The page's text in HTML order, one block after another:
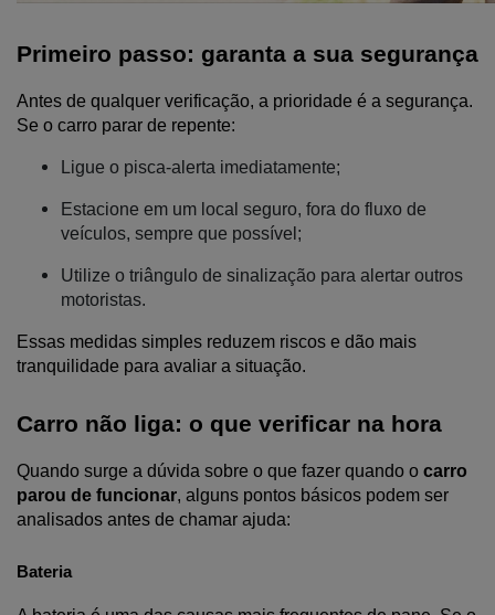
Primeiro passo: garanta a sua segurança
Antes de qualquer verificação, a prioridade é a segurança.
Se o carro parar de repente:
Ligue o pisca-alerta imediatamente;
Estacione em um local seguro, fora do fluxo de
veículos, sempre que possível;
Utilize o triângulo de sinalização para alertar outros
motoristas.
Essas medidas simples reduzem riscos e dão mais
tranquilidade para avaliar a situação.
Carro não liga: o que verificar na hora
Quando surge a dúvida sobre o que fazer quando o carro
parou de funcionar, alguns pontos básicos podem ser
analisados antes de chamar ajuda:
Bateria